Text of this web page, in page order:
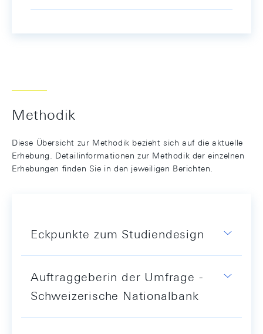
Methodik
Diese Übersicht zur Methodik bezieht sich auf die aktuelle
Erhebung. Detailinformationen zur Methodik der einzelnen
Erhebungen finden Sie in den jeweiligen Berichten.
Eckpunkte zum Studiendesign
Auftraggeberin der Umfrage -
Schweizerische Nationalbank